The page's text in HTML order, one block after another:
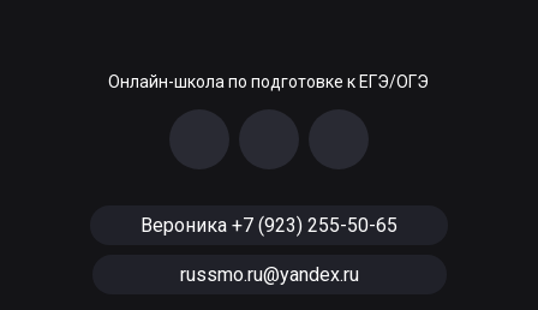
Онлайн-школа по подготовке к ЕГЭ/ОГЭ
Вероника +7 (923) 255-50-65
russmo.ru@yandex.ru